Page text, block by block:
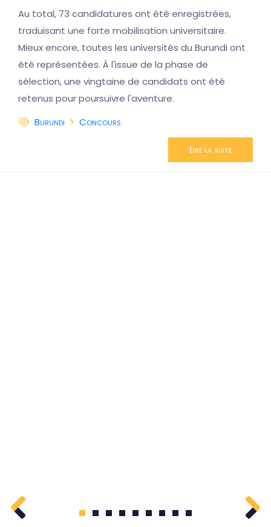
Au total, 73 candidatures ont été enregistrées,
traduisant une forte mobilisation universitaire.
Mieux encore, toutes les universités du Burundi ont
été représentées. À l'issue de la phase de
sélection, une vingtaine de candidats ont été
retenus pour poursuivre l'aventure.
Burundi
Concours
Lire la suite
1 2 3 4 5 6 7 8 9